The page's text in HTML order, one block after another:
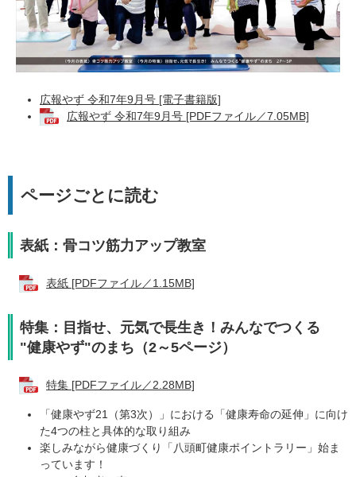
広報やず 令和7年9月号 [電子書籍版]
広報やず 令和7年9月号 [PDFファイル／7.05MB]
ページごとに読む
表紙：骨コツ筋力アップ教室
表紙 [PDFファイル／1.15MB]
特集：目指せ、元気で長生き！みんなでつくる
"健康やず"のまち（2～5ページ）
特集 [PDFファイル／2.28MB]
「健康やず21（第3次）」における「健康寿命の延伸」に向け
た4つの柱と具体的な取り組み
楽しみながら健康づくり「八頭町健康ポイントラリー」始ま
っています！